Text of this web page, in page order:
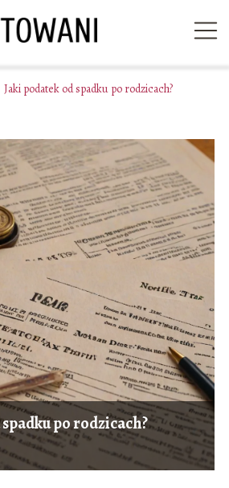
Jaki podatek od spadku po rodzicach?
po rodzicach?